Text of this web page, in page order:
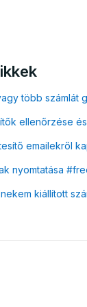
több számlát
ellenőrzése
emailekről
nyomtatása
kiállított